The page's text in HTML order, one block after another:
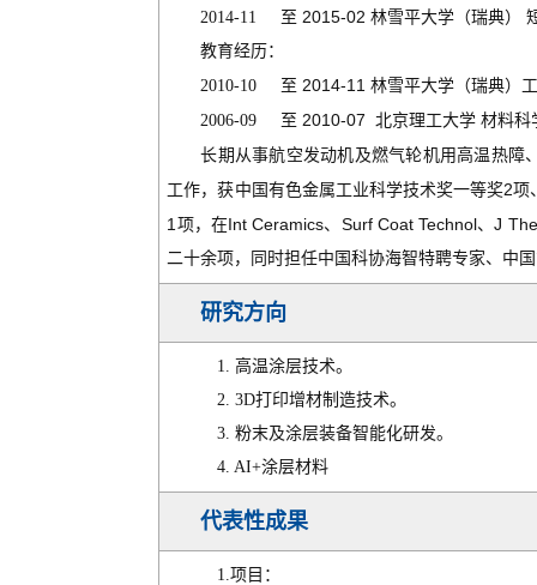
2014-11 至 2015-02林雪平大学（瑞典）
教育经历：
2010-10 至 2014-11林雪平大学（瑞典）
2006-09 至 2010-07北京理工大学 材料科
长期从事航空发动机及燃气轮机用高温热障
工作，获中国有色金属工业科学技术奖一等奖2项
1 项，在Int Ceramics、 Surf Coat Technol、J
二十余项，同时担任中国科协海智特聘专家、中
研究方向
1. 高温涂层技术。
2. 3D打印增材制造技术。
3.粉末及涂层装备智能化研发。
4. AI+涂层材料
代表性成果
1.项目：